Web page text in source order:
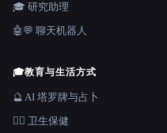
🎓 研究助理
🤖💬 聊天机器人
🎓教育与生活方式
🔮 AI 塔罗牌与占卜
👩‍⚕️ 卫生保健